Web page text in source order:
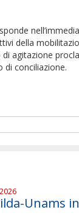
della
agitazione
conciliazione.
Unams